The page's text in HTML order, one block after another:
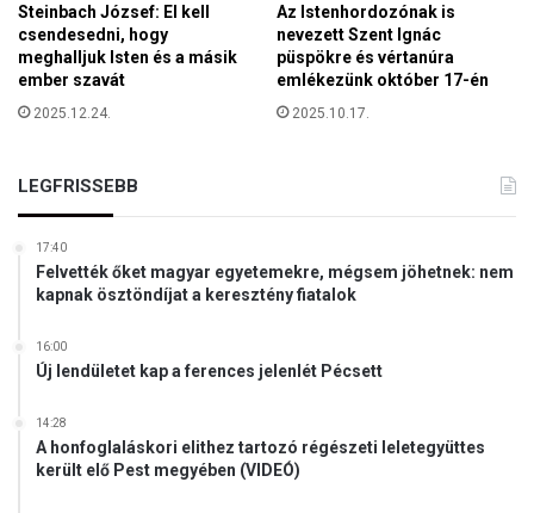
a
Steinbach József: El kell
csendesedni, hogy
meghalljuk Isten és a másik
ember szavát
2025.12.24.
Az Istenhordozónak is
nevezett Szent Ignác
püspökre és vértanúra
emlékezünk október 17-én
2025.10.17.
LEGFRISSEBB
17:40
Felvették őket magyar egyetemekre, mégsem jöhetnek: nem
kapnak ösztöndíjat a keresztény fiatalok
16:00
Új lendületet kap a ferences jelenlét Pécsett
14:28
A honfoglaláskori elithez tartozó régészeti leletegyüttes
került elő Pest megyében (VIDEÓ)